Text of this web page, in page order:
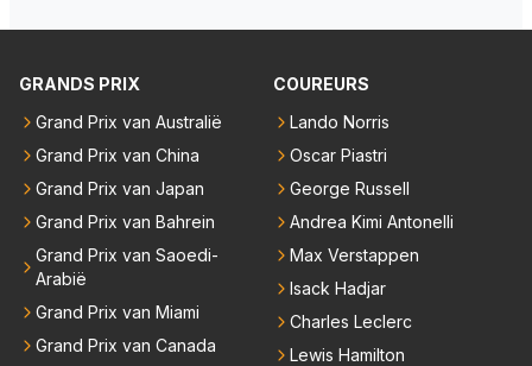
GRANDS PRIX
Grand Prix van Australië
Grand Prix van China
Grand Prix van Japan
Grand Prix van Bahrein
Grand Prix van Saoedi-
Arabië
Grand Prix van Miami
Grand Prix van Canada
COUREURS
Lando Norris
Oscar Piastri
George Russell
Andrea Kimi Antonelli
Max Verstappen
Isack Hadjar
Charles Leclerc
Lewis Hamilton